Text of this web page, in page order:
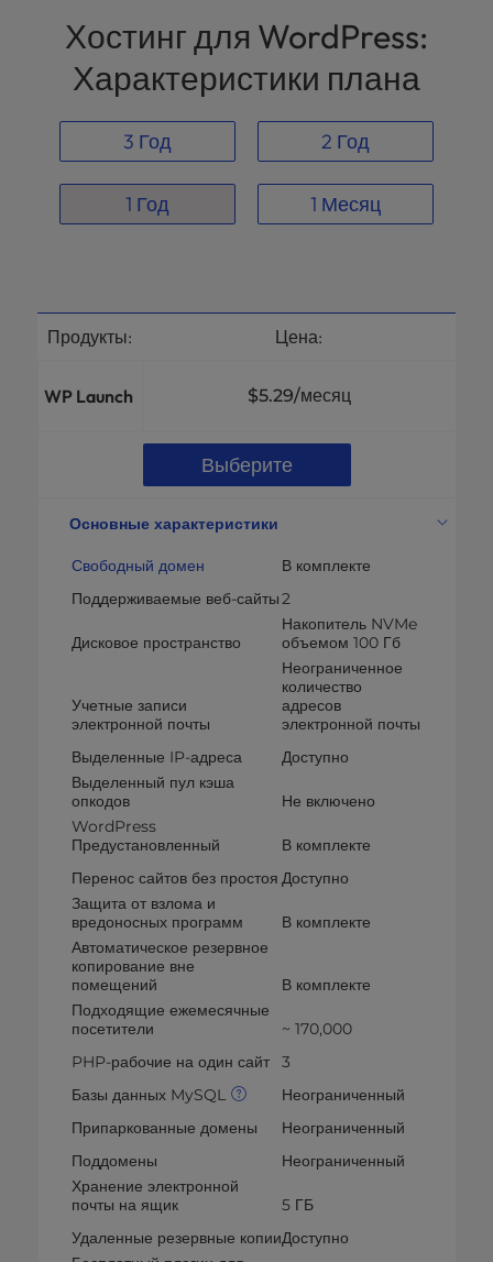
Хостинг для WordPress:
Характеристики плана
3 Год 2 Год
1 Год 1 Месяц
Продукты: Цена:
WP Launch $5.29/месяц
Выберите
Основные характеристики
Свободный домен
В комплекте
Поддерживаемые веб-сайты2
Дисковое пространство
Накопитель NVMe
объемом 100 Гб
Учетные записи
электронной почты
Неограниченное
количество
адресов
электронной почты
Выделенные IP-адреса
Доступно
Выделенный пул кэша
опкодов
Не включено
WordPress
Предустановленный
В комплекте
Перенос сайтов без простоя Доступно
Защита от взлома и
вредоносных программ
В комплекте
Автоматическое резервное
копирование вне
помещений
В комплекте
Подходящие ежемесячные
посетители
~ 170,000
PHP-рабочие на один сайт
3
Базы данных MySQL
Неограниченный
Припаркованные домены
Неограниченный
Поддомены
Неограниченный
Хранение электронной
почты на ящик
5 ГБ
Удаленные резервные копииДоступно